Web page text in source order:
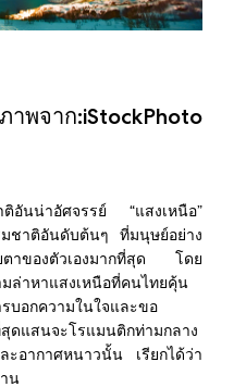
ภาพจาก:iStockPhoto
ติอันน่าอัศจรรย์ “แสงเหนือ”
มชาติอันดับต้นๆ ที่มนุษย์อย่าง
าของตัวเองมากที่สุด โดย
ล่าหาแสงเหนือที่คนไทยคุ้น
บอกความในใจและขอ
ดแสนจะโรแมนติกท่ามกลาง
ะอากาศหนาวนั้น เรียกได้ว่า
น